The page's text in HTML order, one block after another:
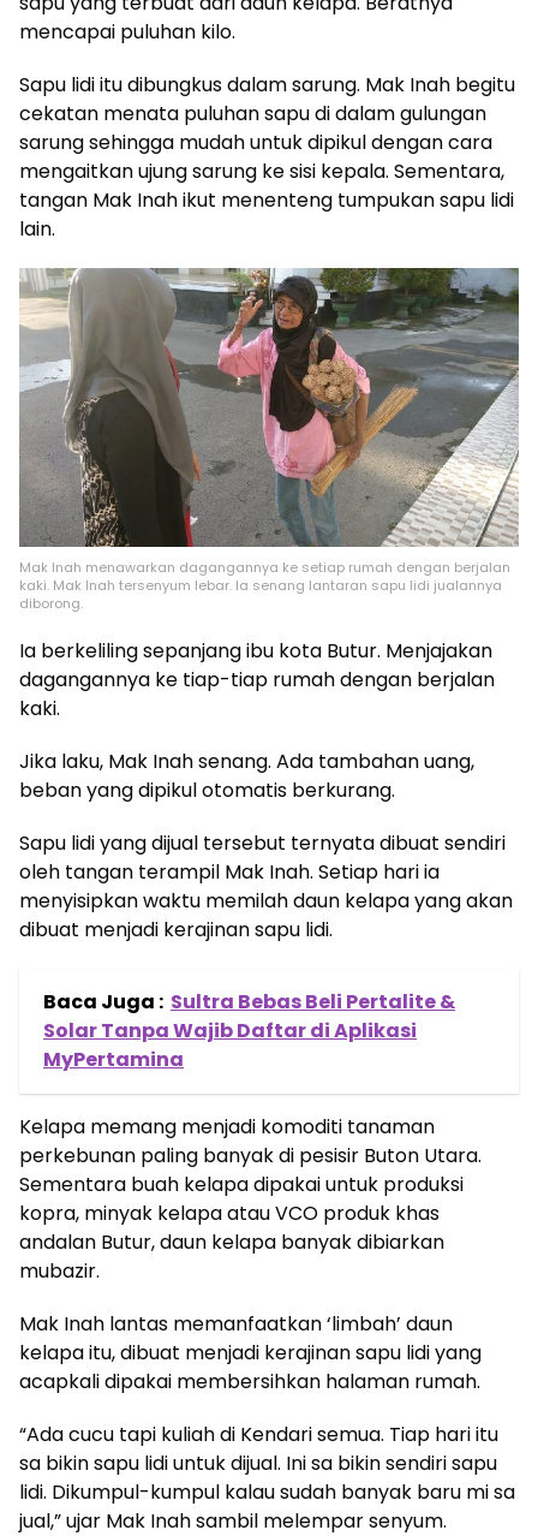
mencapai puluhan kilo.
Sapu lidi itu dibungkus dalam sarung. Mak Inah begitu
cekatan menata puluhan sapu di dalam gulungan
sarung sehingga mudah untuk dipikul dengan cara
mengaitkan ujung sarung ke sisi kepala. Sementara,
tangan Mak Inah ikut menenteng tumpukan sapu lidi
lain.
Mak Inah menawarkan dagangannya ke setiap rumah dengan berjalan
kaki. Mak Inah tersenyum lebar. Ia senang lantaran sapu lidi jualannya
diborong.
Ia berkeliling sepanjang ibu kota Butur. Menjajakan
dagangannya ke tiap-tiap rumah dengan berjalan
kaki.
Jika laku, Mak Inah senang. Ada tambahan uang,
beban yang dipikul otomatis berkurang.
Sapu lidi yang dijual tersebut ternyata dibuat sendiri
oleh tangan terampil Mak Inah. Setiap hari ia
menyisipkan waktu memilah daun kelapa yang akan
dibuat menjadi kerajinan sapu lidi.
Baca Juga : Sultra Bebas Beli Pertalite &
Solar Tanpa Wajib Daftar di Aplikasi
MyPertamina
Kelapa memang menjadi komoditi tanaman
perkebunan paling banyak di pesisir Buton Utara.
Sementara buah kelapa dipakai untuk produksi
kopra, minyak kelapa atau VCO produk khas
andalan Butur, daun kelapa banyak dibiarkan
mubazir.
Mak Inah lantas memanfaatkan ‘limbah’ daun
kelapa itu, dibuat menjadi kerajinan sapu lidi yang
acapkali dipakai membersihkan halaman rumah.
“Ada cucu tapi kuliah di Kendari semua. Tiap hari itu
sa bikin sapu lidi untuk dijual. Ini sa bikin sendiri sapu
lidi. Dikumpul-kumpul kalau sudah banyak baru mi sa
jual,” ujar Mak Inah sambil melempar senyum.